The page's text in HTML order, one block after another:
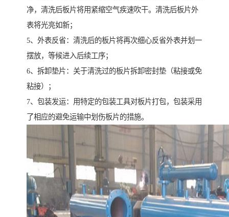
净，清洗后板片将用紧缩空气疾速吹干。清洗后板片外
表将光亮如新；
5、外表反省：清洗后的板片将再次细心反省外表并划一
摆放，等候进入后续工序；
6、拆卸垫片：关于清洗过的板片拆卸密封垫（粘接或免
粘接）；
7、包装发运：用特定的包装工具对板片打包，包装采用
了相应的避免运输中划伤板片的措施。